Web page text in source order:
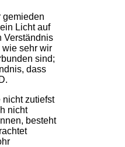
gemieden
Licht auf
Verständnis
sehr wir
sind;
dass
nicht zutiefst
nicht
besteht